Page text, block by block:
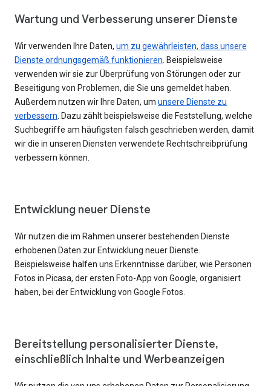
Wartung und Verbesserung unserer Dienste
Wir verwenden Ihre Daten, um zu gewährleisten, dass unsere
Dienste ordnungsgemäß funktionieren . Beispielsweise
verwenden wir sie zur Überprüfung von Störungen oder zur
Beseitigung von Problemen, die Sie uns gemeldet haben.
Außerdem nutzen wir Ihre Daten, um unsere Dienste zu
verbessern . Dazu zählt beispielsweise die Feststellung, welche
Suchbegriffe am häufigsten falsch geschrieben werden, damit
wir die in unseren Diensten verwendete Rechtschreibprüfung
verbessern können.
Entwicklung neuer Dienste
Wir nutzen die im Rahmen unserer bestehenden Dienste
erhobenen Daten zur Entwicklung neuer Dienste.
Beispielsweise halfen uns Erkenntnisse darüber, wie Personen
Fotos in Picasa, der ersten Foto-App von Google, organisiert
haben, bei der Entwicklung von Google Fotos.
Bereitstellung personalisierter Dienste,
einschließlich Inhalte und Werbeanzeigen